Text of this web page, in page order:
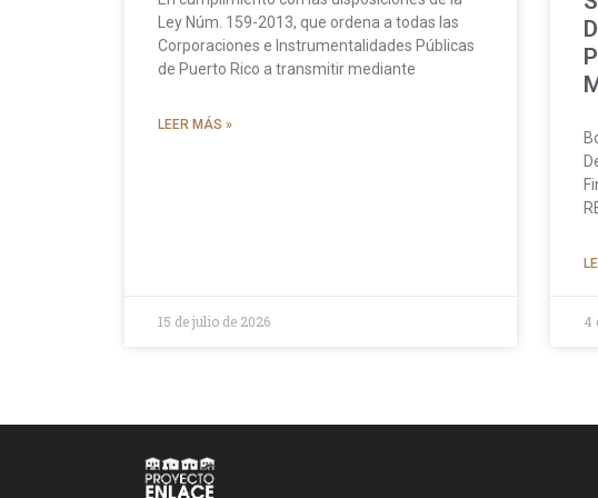
Ley Núm. 159-2013, que ordena a todas las
Corporaciones e Instrumentalidades Públicas
de Puerto Rico a transmitir mediante
LEER MÁS »
15 de julio de 2026 4